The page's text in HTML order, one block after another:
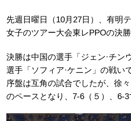
先週日曜日（10月27日）、有明
女子のツアー大会東レPPOの決
決勝は中国の選手「ジェン·チン
選手「ソフィア·ケニン」の戦い
序盤は互角の試合でしたが、徐
のペースとなり、7-6（５）、6-3